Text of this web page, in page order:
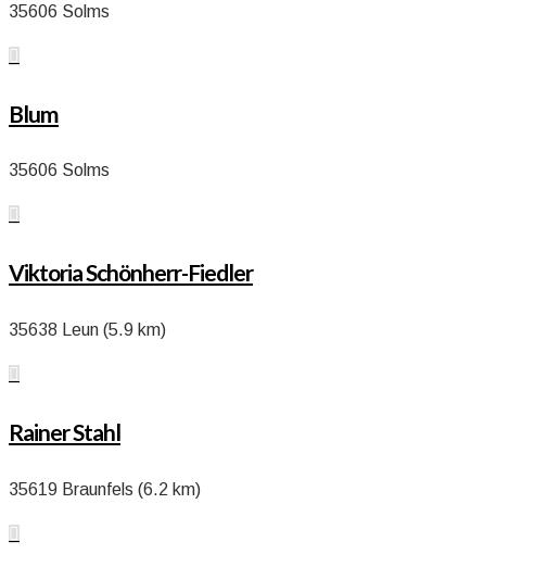
35606 Solms

Blum
35606 Solms

Viktoria Schönherr-Fiedler
35638 Leun (5.9 km)

Rainer Stahl
35619 Braunfels (6.2 km)
